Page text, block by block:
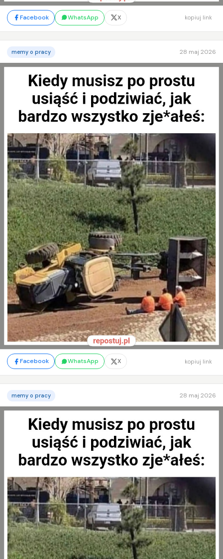
Facebook WhatsApp X kopiuj link
memy o pracy 28 maj 2026
Facebook WhatsApp X kopiuj link
memy o pracy 28 maj 2026